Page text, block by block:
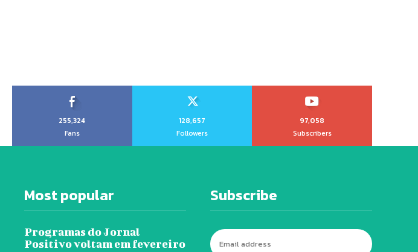
255,324
Fans
128,657
Followers
97,058
Subscribers
Most popular
Programas do Jornal
Positivo voltam em fevereiro
Subscribe